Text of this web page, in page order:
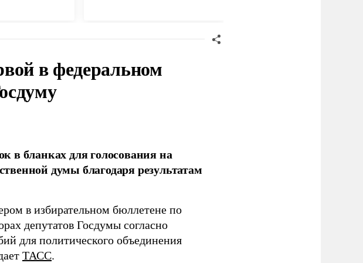
в федеральном
в бланках для голосования на
думы благодаря результатам
в избирательном бюллетене по
депутатов Госдумы согласно
для политического объединения
ТАСС.